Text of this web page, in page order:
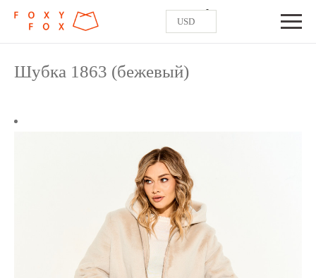
0
USD
Шубка 1863 (бежевый)